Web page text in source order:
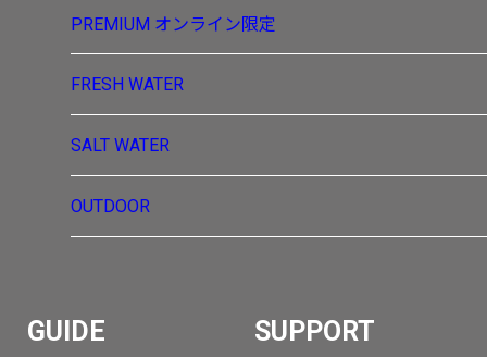
PREMIUM オンライン限定
FRESH WATER
SALT WATER
OUTDOOR
GUIDE SUPPORT